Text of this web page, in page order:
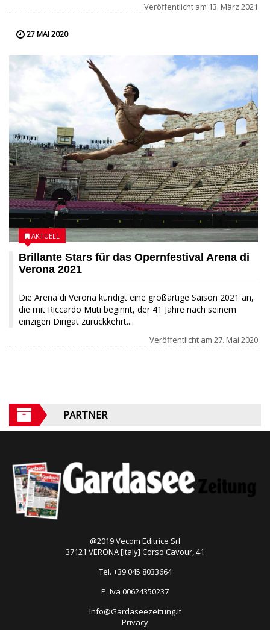
Veröffentlicht am 13. März 2021
27 MAI 2020
Brillante Stars für das Opernfestival Arena di
Verona 2021
Die Arena di Verona kündigt eine großartige Saison 2021 an,
die mit Riccardo Muti beginnt, der 41 Jahre nach seinem
einzigen Dirigat zurückkehrt....
AKTUELL
Veröffentlicht am 27. Mai 2020
PARTNER
@2019 Vecom Editrice Srl
37121 VERONA [Italy] Corso Cavour, 41
Tel. +39 045 8033664
P. Iva 00624350237
Info@Gardaseezeitung.It
Privacy